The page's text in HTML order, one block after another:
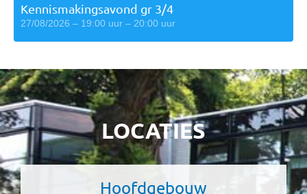
Kennismakingsavond gr 3/4
27/08/2026 – 19:00 uur – 20:00 uur
LOCATIES
Hoofdgebouw